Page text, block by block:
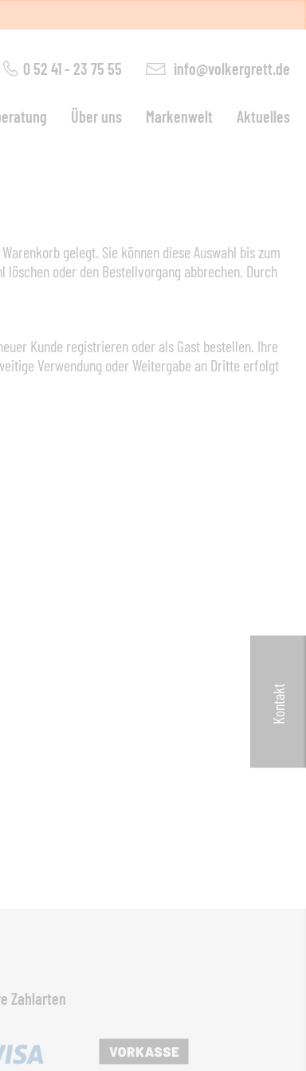
0 52 41 - 23 75 55 info@volkergrett.de
Über uns Markenwelt Aktuelles
gelegt. Sie können diese Auswahl bis zum
oder den Bestellvorgang abbrechen. Durch
Kunde registrieren oder als Gast bestellen. Ihre
Verwendung oder Weitergabe an Dritte erfolgt
Zahlarten
Kontakt